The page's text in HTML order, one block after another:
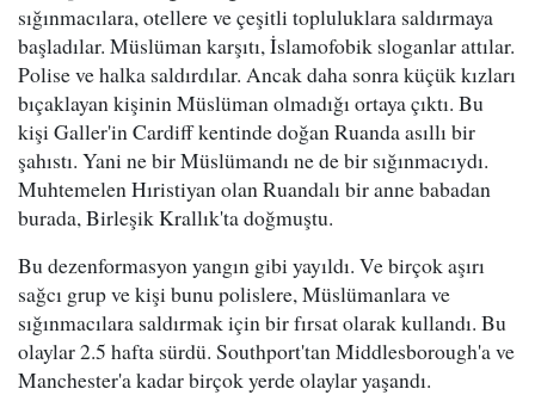
sığınmacılara, otellere ve çeşitli topluluklara saldırmaya
başladılar. Müslüman karşıtı, İslamofobik sloganlar attılar.
Polise ve halka saldırdılar. Ancak daha sonra küçük kızları
bıçaklayan kişinin Müslüman olmadığı ortaya çıktı. Bu
kişi Galler'in Cardiff kentinde doğan Ruanda asıllı bir
şahıstı. Yani ne bir Müslümandı ne de bir sığınmacıydı.
Muhtemelen Hıristiyan olan Ruandalı bir anne babadan
burada, Birleşik Krallık'ta doğmuştu.
Bu dezenformasyon yangın gibi yayıldı. Ve birçok aşırı
sağcı grup ve kişi bunu polislere, Müslümanlara ve
sığınmacılara saldırmak için bir fırsat olarak kullandı. Bu
olaylar 2.5 hafta sürdü. Southport'tan Middlesborough'a ve
Manchester'a kadar birçok yerde olaylar yaşandı.